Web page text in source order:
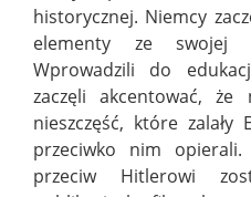
historycznej. Niemcy
elementy ze swojej
Wprowadzili do
zaczęli akcentować,
nieszczęść, które
przeciwko nim
przeciw Hitlerowi